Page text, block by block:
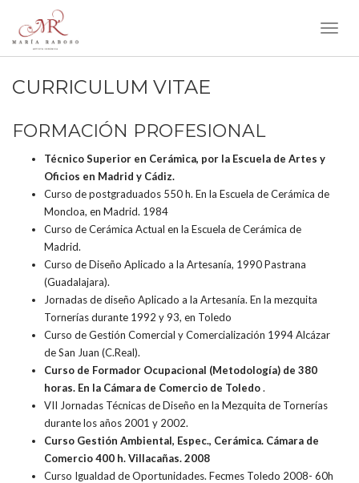
CURRICULUM VITAE
FORMACIÓN PROFESIONAL
Técnico Superior en Cerámica, por la Escuela de Artes y
Oficios en Madrid y Cádiz.
Curso de postgraduados 550 h. En la Escuela de Cerámica de
Moncloa, en Madrid. 1984
Curso de Cerámica Actual en la Escuela de Cerámica de
Madrid.
Curso de Diseño Aplicado a la Artesanía, 1990 Pastrana
(Guadalajara).
Jornadas de diseño Aplicado a la Artesanía. En la mezquita
Tornerías durante 1992 y 93, en Toledo
Curso de Gestión Comercial y Comercialización 1994 Alcázar
de San Juan (C.Real).
Curso de Formador Ocupacional (Metodología) de 380
horas. En la Cámara de Comercio de Toledo.
VII Jornadas Técnicas de Diseño en la Mezquita de Tornerías
durante los años 2001 y 2002.
Curso Gestión Ambiental, Espec., Cerámica. Cámara de
Comercio 400 h. Villacañas. 2008
Curso Igualdad de Oportunidades. Fecmes Toledo 2008- 60h